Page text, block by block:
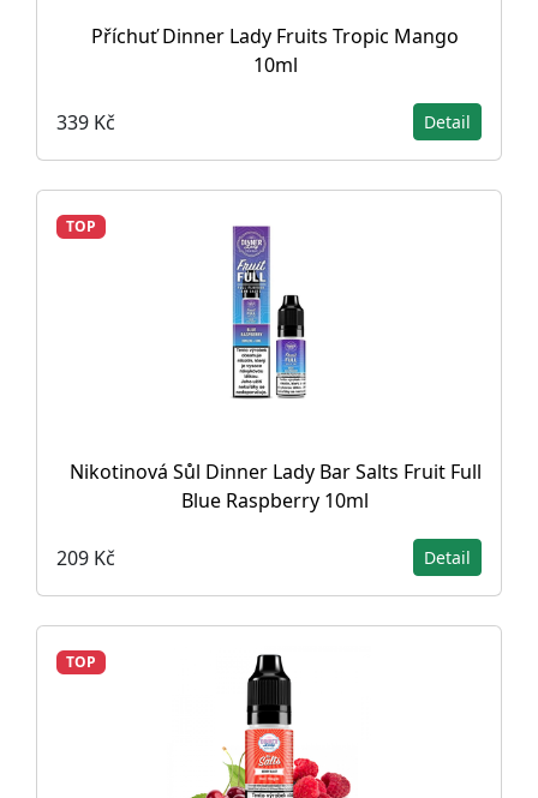
Příchuť Dinner Lady Fruits Tropic Mango
10ml
339 Kč Detail
TOP
Nikotinová Sůl Dinner Lady Bar Salts Fruit Full
Blue Raspberry 10ml
209 Kč Detail
TOP